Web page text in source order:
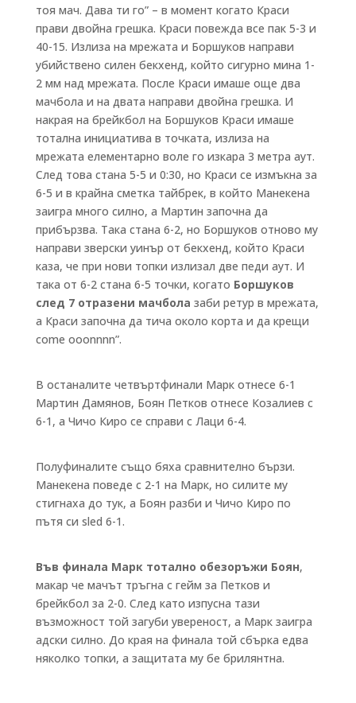
тоя мач. Дава ти го” – в момент когато Краси
прави двойна грешка. Краси повежда все пак 5-3 и
40-15. Излиза на мрежата и Боршуков направи
убийствено силен бекхенд, който сигурно мина 1-
2 мм над мрежата. После Краси имаше още два
мачбола и на двата направи двойна грешка. И
накрая на брейкбол на Боршуков Краси имаше
тотална инициатива в точката, излиза на
мрежата елементарно воле го изкара 3 метра аут.
След това стана 5-5 и 0:30, но Краси се измъкна за
6-5 и в крайна сметка тайбрек, в който Манекена
заигра много силно, а Мартин започна да
прибързва. Така стана 6-2, но Боршуков отново му
направи зверски уинър от бекхенд, който Краси
каза, че при нови топки излизал две педи аут. И
така от 6-2 стана 6-5 точки, когато Боршуков
след 7 отразени мачбола заби ретур в мрежата,
а Краси започна да тича около корта и да крещи
come ooonnnn”.
В останалите четвъртфинали Марк отнесе 6-1
Мартин Дамянов, Боян Петков отнесе Козалиев с
6-1, а Чичо Киро се справи с Лаци 6-4.
Полуфиналите също бяха сравнително бързи.
Манекена поведе с 2-1 на Марк, но силите му
стигнаха до тук, а Боян разби и Чичо Киро по
пътя си sled 6-1.
Във финала Марк тотално обезоръжи Боян,
макар че мачът тръгна с гейм за Петков и
брейкбол за 2-0. След като изпусна тази
възможност той загуби увереност, а Марк заигра
адски силно. До края на финала той сбърка едва
няколко топки, а защитата му бе брилянтна.